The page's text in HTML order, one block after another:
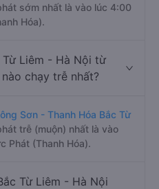
sớm nhất là vào lúc 4:00
Hóa).
Liêm - Hà Nội từ
chạy trễ nhất?
Sơn - Thanh Hóa Bắc Từ
trễ (muộn) nhất là vào
Phát (Thanh Hóa).
Từ Liêm - Hà Nội